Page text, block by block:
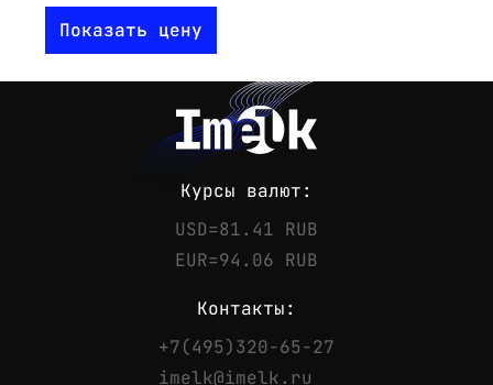
Контакты
Показать цену
Курсы валют:
USD=81.41 RUB
EUR=94.06 RUB
Контакты:
+7(495)320-65-27
imelk@imelk.ru